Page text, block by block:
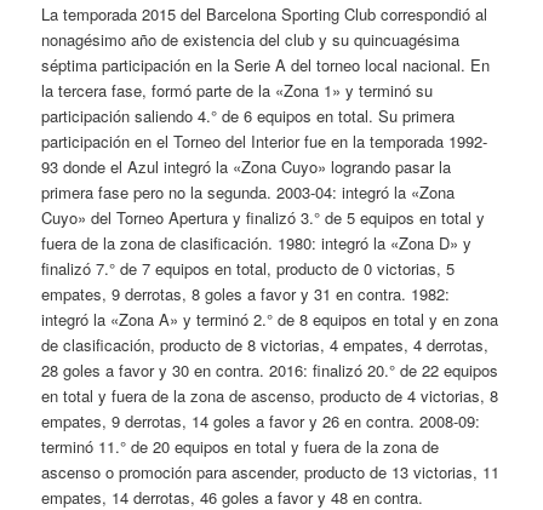
La temporada 2015 del Barcelona Sporting Club correspondió al
nonagésimo año de existencia del club y su quincuagésima
séptima participación en la Serie A del torneo local nacional. En
la tercera fase, formó parte de la «Zona 1» y terminó su
participación saliendo 4.° de 6 equipos en total. Su primera
participación en el Torneo del Interior fue en la temporada 1992-
93 donde el Azul integró la «Zona Cuyo» logrando pasar la
primera fase pero no la segunda. 2003-04: integró la «Zona
Cuyo» del Torneo Apertura y finalizó 3.° de 5 equipos en total y
fuera de la zona de clasificación. 1980: integró la «Zona D» y
finalizó 7.° de 7 equipos en total, producto de 0 victorias, 5
empates, 9 derrotas, 8 goles a favor y 31 en contra. 1982:
integró la «Zona A» y terminó 2.° de 8 equipos en total y en zona
de clasificación, producto de 8 victorias, 4 empates, 4 derrotas,
28 goles a favor y 30 en contra. 2016: finalizó 20.° de 22 equipos
en total y fuera de la zona de ascenso, producto de 4 victorias, 8
empates, 9 derrotas, 14 goles a favor y 26 en contra. 2008-09:
terminó 11.° de 20 equipos en total y fuera de la zona de
ascenso o promoción para ascender, producto de 13 victorias, 11
empates, 14 derrotas, 46 goles a favor y 48 en contra.